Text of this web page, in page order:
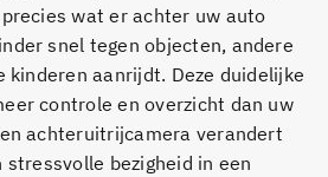
wat er achter uw auto
snel tegen objecten, andere
kinderen aanrijdt. Deze duidelijke
controle en overzicht dan uw
achteruitrijcamera verandert
bezigheid in een